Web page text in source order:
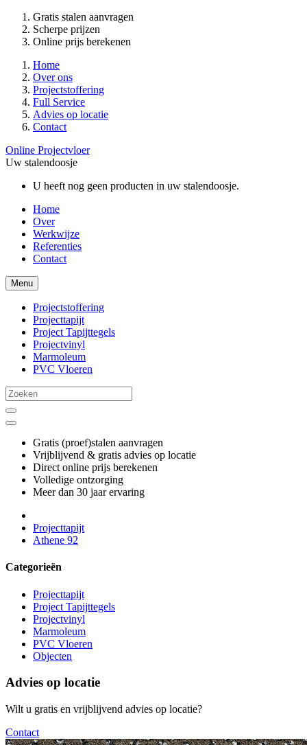
Gratis stalen aanvragen
Scherpe prijzen
Online prijs berekenen
Home
Over ons
Projectstoffering
Full Service
Advies op locatie
Contact
Online Projectvloer
Uw stalendoosje
U heeft nog geen producten in uw stalendoosje.
Home
Over
Werkwijze
Referenties
Contact
Menu
Projectstoffering
Projecttapijt
Project Tapijttegels
Projectvinyl
Marmoleum
PVC Vloeren
Gratis (proef)stalen aanvragen
Vrijblijvend & gratis advies op locatie
Direct online prijs berekenen
Volledige ontzorging
Meer dan 30 jaar ervaring
Projecttapijt
Athene 92
Categorieën
Projecttapijt
Project Tapijttegels
Projectvinyl
Marmoleum
PVC Vloeren
Objecten
Advies op locatie
Wilt u gratis en vrijblijvend advies op locatie?
Contact